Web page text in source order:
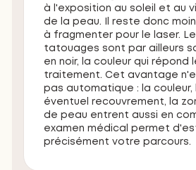
à l'exposition au soleil et au
de la peau. Il reste donc
à fragmenter pour le laser.
tatouages sont par ailleurs
en noir, la couleur qui répond
traitement. Cet avantage
pas automatique : la couleur,
éventuel recouvrement, la
de peau entrent aussi en
examen médical permet
précisément votre parcours.